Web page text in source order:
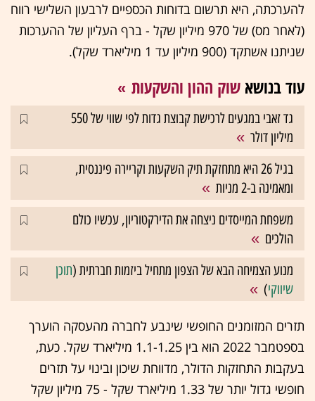
להערכתה, היא תרשום בדוחות הכספיים לרבעון השלישי רווח
(לאחר מס) של 970 מיליון שקל - ברף העליון של ההערכות
שניתנו אשתקד (900 מיליון עד 1 מיליארד שקל).
עוד בנושא שוק ההון והשקעות
גד זאבי במגעים לרכישת קבוצת גדות לפי שווי של 550
מיליון דולר
בגיל 26 היא מתחזקת תיק השקעות וקריירה פיננסית,
ומאמינה ב-2 מניות
משפחת המייסדים ניצחה את הדירקטוריון, עכשיו כולם
הולכים
מנוע הצמיחה הבא של הצפון מתחיל ביזמות חברתית (תוכן
שיווקי)
תזרים המזומנים החופשי שינבע לחברה מהעסקה הוערך
בספטמבר 2022 הוא בין 1.1-1.25 מיליארד שקל. כעת,
בעקבות התחזקות הדולר, מדווחת שיכון ובינוי על תזרים
חופשי גדול יותר של 1.33 מיליארד שקל - 75 מיליון שקל